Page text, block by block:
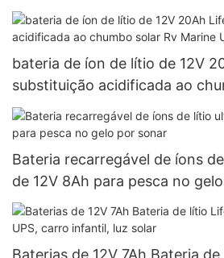
naval ou UPS solar de Rv
bateria de íon de lítio de 12V
substituição acidificada ao
Marine UPS
Bateria recarregável de íons
de 12V 8Ah para pesca no
Baterias de 12V 7Ah Bateria